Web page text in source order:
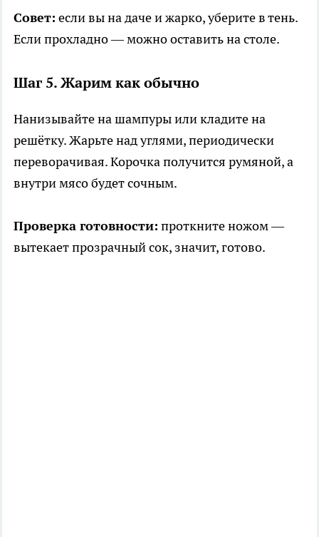
Совет: если вы на даче и жарко, уберите в тень.
Если прохладно — можно оставить на столе.
Шаг 5. Жарим как обычно
Нанизывайте на шампуры или кладите на
решётку. Жарьте над углями, периодически
переворачивая. Корочка получится румяной, а
внутри мясо будет сочным.
Проверка готовности: проткните ножом —
вытекает прозрачный сок, значит, готово.